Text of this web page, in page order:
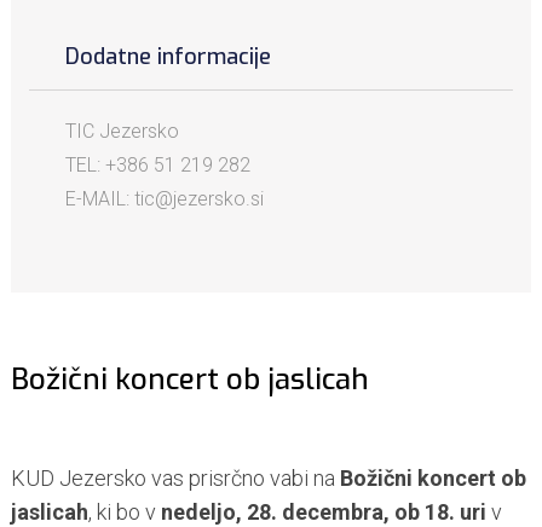
Dodatne informacije
TIC Jezersko
TEL: +386 51 219 282
E-MAIL: tic@jezersko.si
Božični koncert ob jaslicah
KUD Jezersko vas prisrčno vabi na Božični koncert ob
jaslicah, ki bo v nedeljo, 28. decembra, ob 18. uri v